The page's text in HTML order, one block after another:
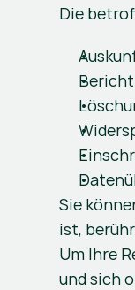
Die
Sie
ist,
Um Ihre
und sich